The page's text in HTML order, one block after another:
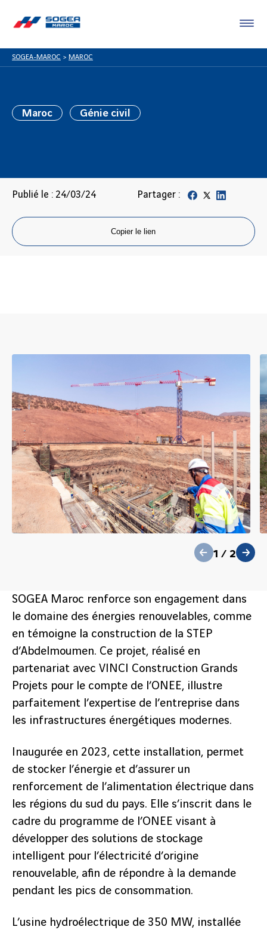
SOGEA-MAROC > MAROC
Maroc Génie civil
Publié le : 24/03/24 Partager :
Copier le lien
précédent1 / 2suivant
précédent2/
SOGEA Maroc renforce son engagement dans
le domaine des énergies renouvelables, comme
en témoigne la construction de la STEP
d’Abdelmoumen. Ce projet, réalisé en
partenariat avec VINCI Construction Grands
Projets pour le compte de l’ONEE, illustre
parfaitement l’expertise de l’entreprise dans
les infrastructures énergétiques modernes.
Inaugurée en 2023, cette installation, permet
de stocker l’énergie et d’assurer un
renforcement de l’alimentation électrique dans
les régions du sud du pays. Elle s’inscrit dans le
cadre du programme de l’ONEE visant à
développer des solutions de stockage
intelligent pour l’électricité d’origine
renouvelable, afin de répondre à la demande
pendant les pics de consommation.
L’usine hydroélectrique de 350 MW, installée